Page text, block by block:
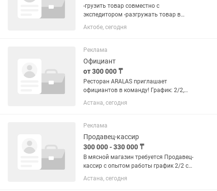
-грузить товар совместно с
экспедитором -разгружать товар в
магазинах
Актобе, сегодня
Реклама
Официант
от 300 000 ₸
Ресторан ARALAS приглашает
официантов в команду! График: 2/2,
2/1, 4/2 и тд с 08:30 до 20:30 с 11:00 до
23:00 с 08:30 до 23:00 Развозка в конце
Питание...
Астана, сегодня
Реклама
Продавец-кассир
300 000 - 330 000 ₸
В мясной магазин требуется Продавец-
кассир с опытом работы график 2/2 с
08:00 до 23:00 20 000тг - 22 000тг/
смена программа UMAG выплаты 2
Астана, сегодня